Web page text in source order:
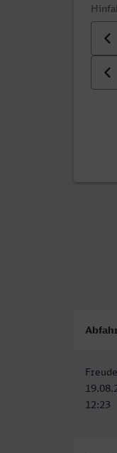
12:23